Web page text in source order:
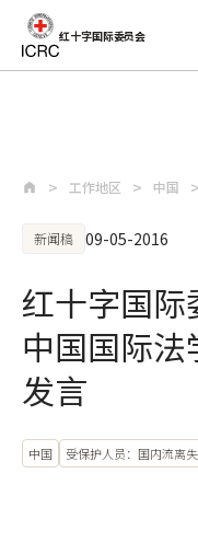
红十字国际委员会
工作地区 中国
新闻稿 09-05-2016
红十字国
中国国际
发言
中国 受保护人员：国内流离